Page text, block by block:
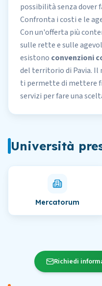
possibilità senza
Confronta i costi e le
Con un'offerta più
sulle rette e sulle
esistono convenzioni
del territorio di Pavia. Il
ti permette di mettere
servizi per fare una
Università
Mercatorum
Richiedi